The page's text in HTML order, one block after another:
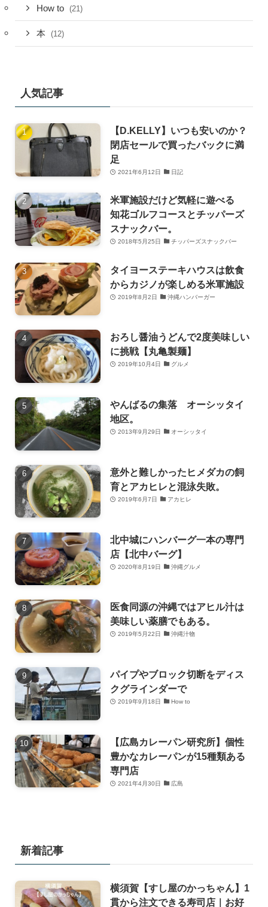
How to (21)
本 (12)
人気記事
【D.KELLY】いつも安いのか？
閉店セールで買ったバックに満
足
2021年6月12日 日記
米軍施設だけど気軽に遊べる
知花ゴルフコースとチッパーズ
スナックバー。
2018年5月25日 チッパーズスナックバー
タイヨーステーキハウスは飲食
からカジノが楽しめる米軍施設
2019年8月2日 沖縄ハンバーガー
おろし醤油うどんで2度美味しい
に挑戦【丸亀製麺】
2019年10月4日 グルメ
やんばるの集落 オーシッタイ
地区。
2013年9月29日 オーシッタイ
意外と難しかったヒメダカの飼
育とアカヒレと混泳失敗。
2019年6月7日 アカヒレ
北中城にハンバーグ一本の専門
店【北中バーグ】
2020年8月19日 沖縄グルメ
医食同源の沖縄ではアヒル汁は
美味しい薬膳でもある。
2019年5月22日 沖縄汁物
パイプやブロック切断をディス
クグラインダーで
2019年9月18日 How to
【広島カレーパン研究所】個性
豊かなカレーパンが15種類ある
専門店
2021年4月30日 広島
新着記事
横須賀【すし屋のかっちゃん】1
貫から注文できる寿司店｜お好